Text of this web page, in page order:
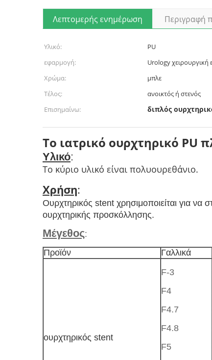
Λεπτομερής ενημέρωση Περιγραφή
Υλικό: PU
εφαρμογή:
Urology χειρουργική
Χρώμα:
μπλε
Τέλος:
ανοικτός ή στενός
Επισημαίνω:
διπλός
Το ιατρικό ουρχτηρικό PU
Υλικό:
Το κύριο υλικό είναι πολυουρεθάνιο.
Χρήση:
Ουρχτηρικός stent χρησιμοποιείται για
ουρχτηρικής προσκόλλησης.
Μέγεθος:
Προϊόν
Γαλλικά
ουρχτηρικός stent
F-3
F4
F4.7
F4.8
F5